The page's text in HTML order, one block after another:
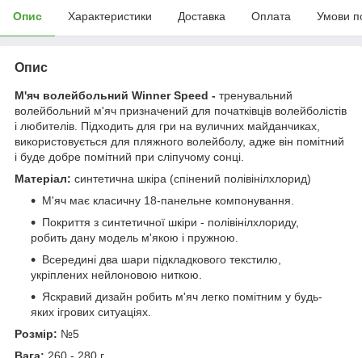
Опис Характеристики Доставка Оплата Умови
Опис
М'яч волейбольний Winner Speed - тренувальний
волейбольний м'яч призначений для початківців волейболістів
і любителів. Підходить для гри на вуличних майданчиках,
використовується для пляжного волейболу, адже він помітний
і буде добре помітний при сліпучому сонці.
Матеріал: синтетична шкіра (спінений полівінілхлорид)
М'яч має класичну 18-панельне компонування.
Покриття з синтетичної шкіри - полівінілхлориду,
робить дану модель м'якою і пружною.
Всередині два шари підкладкового текстилю,
укріплених нейлоновою ниткою.
Яскравий дизайн робить м'яч легко помітним у будь-
яких ігрових ситуаціях.
Розмір: №5
Вага: 260 - 280 г